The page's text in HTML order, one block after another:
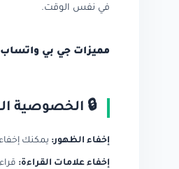
في نفس الوقت.
مميزات جي بي واتساب
🔒 الخصوصية
إخفاء الظهور: يمكنك
إخفاء علامات القراءة: